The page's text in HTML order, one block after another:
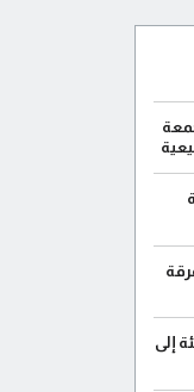
إلى